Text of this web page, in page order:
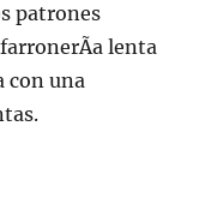
patrones
lenta
con una